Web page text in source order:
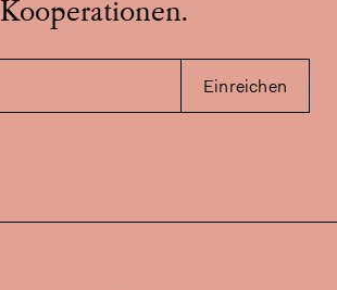
Kooperationen.
Einreichen